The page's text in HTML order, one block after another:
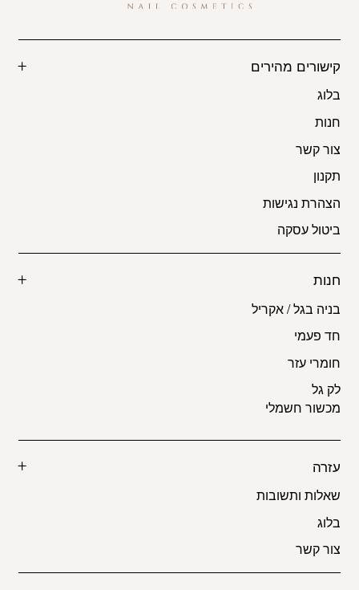
קישורים מהירים
בלוג
חנות
צור קשר
תקנון
הצהרת נגישות
ביטול עסקה
חנות
בניה בגל / אקריל
חד פעמי
חומרי עזר
לק גל
מכשור חשמלי
עזרה
שאלות ותשובות
בלוג
צור קשר